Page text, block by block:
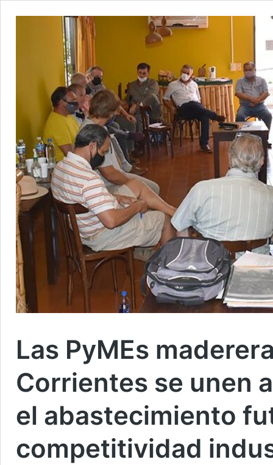
Las PyMEs
Corrientes se unen
el abastecimiento
competitividad